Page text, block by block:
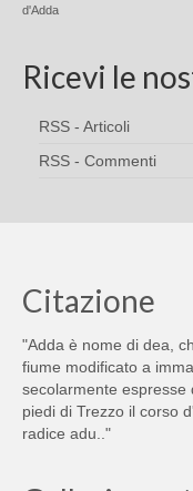
d'Adda
Ricevi le
RSS - Articoli
RSS - Commenti
Citazione
"Adda è nome di dea,
fiume modificato a
secolarmente espresse
piedi di Trezzo il corso
radice adu.."